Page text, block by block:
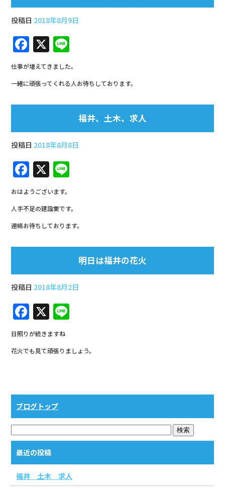
o
k
投稿日 2018年8月9日
F
a
c
e
b
o
k
X
n
e
仕事が増えてきました。
一緒に頑張ってくれる人お待ちしております。
福井、土木、求人
投稿日 2018年8月8日
F
a
c
e
b
o
k
X
e
おはようございます。
人手不足の建設業です。
連絡お待ちしております。
明日は福井の花火
投稿日 2018年8月2日
F
a
c
e
o
o
k
X
e
日照りが続きますね
花火でも見て頑張りましょう。
ブログトップ
最近の投稿
福井 土木 求人